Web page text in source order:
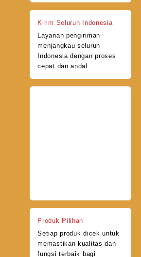
Kirim Seluruh Indonesia
Layanan pengiriman
menjangkau seluruh
Indonesia dengan proses
cepat dan andal.
Produk Pilihan
Setiap produk dicek untuk
memastikan kualitas dan
fungsi terbaik bagi